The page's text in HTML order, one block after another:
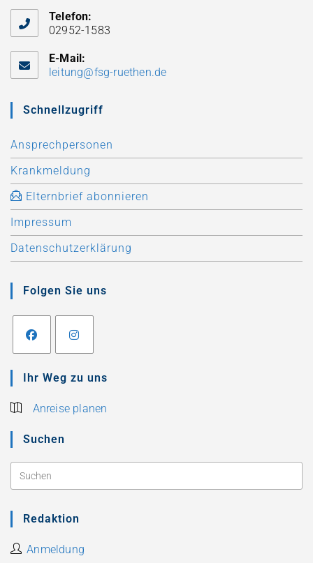
Telefon:
02952-1583
E-Mail:
leitung@fsg-ruethen.de
Schnellzugriff
Ansprechpersonen
Krankmeldung
Elternbrief abonnieren
Impressum
Datenschutzerklärung
Folgen Sie uns
Ihr Weg zu uns
Anreise planen
Suchen
Redaktion
Anmeldung